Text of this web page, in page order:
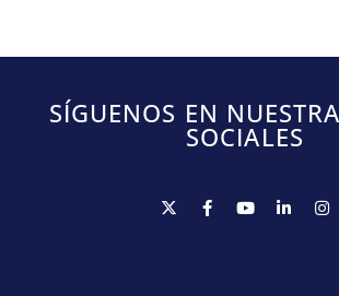
SÍGUENOS EN
SOCIALES